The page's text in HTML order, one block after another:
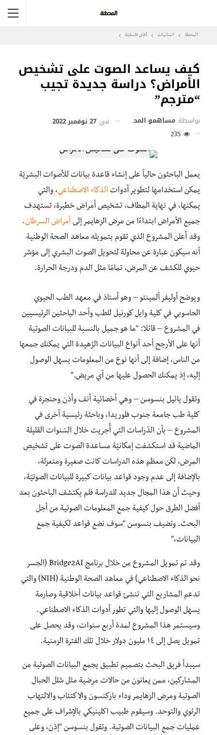
المحطة انسانيات آفاق فلسفيّة‎
كيف يساعد الصوت على تشخيص
الأمراض؟ دراسة جديدة تجيب
“مترجم”
بواسطة مساهمو المحطة في 27 نوفمبر 2022
يعمل الباحثون حالياً على إنشاء قاعدة بيانات للأصوات البشريّة
يمكن استخدامها لتطوير أدوات الذكاء الاصطناعي، والتي
يمكنها، في نهاية المطاف، تشخيص أمراض خطيرة، تستهدف
جميع الأمراض ابتداءًا من مرض الزهايمر إلى أمراض السرطان.
وقد أعلن المشروع الذي تقوم بتمويله معاهد الصحة الوطنية
أنه سيكون عبارة عن محاولة لتحويل الصوت البشري إلى مؤشر
حيوي للكشف عن المرض، تمامًا مثل الدم ودرجة الحرارة.
ويوضح أوليفر ألمينتو – وهو أستاذ في معهد الطب الحيوي
الحاسوبي في كلية وايل كورنيل للطب وأحد الباحثين الرئيسيين
في المشروع – قائلا: “ما هو جميل بالنسبة للبيانات الصوتية
أنها على الأرجح أحد أنواع البيانات الزّهيدة التي يمكنك جمعها
من الناس، إضافة إلى أنها نوع من المعلومات يسهل الوصول
إليه، إذ يمكنك الحصول عليها من أي مريض.”
وتقول يائيل بنسوسن – وهي أخصائية أنف وأذن وحنجرة في
كلية طب جامعة جنوب فلوريدا، وباحثة رئيسية أخرى في
المشروع – بأن الدّراسات التي أُجريت خلال السّنوات القليلة
الماضية قد استكشفت إمكانيّة مساعدة الصوت على تشخيص
المرض، لكن معظم هذه الدراسات كانت صغيرة ومنعزلة،
بالإضافة إلى عدم وجود قواعد بيانات كبيرة للبيانات الصوتيّة،
وحيث أن هذا المجال جديد للدراسة فلم يكتشف الباحثون بعد
أفضل الطرق حول كيفية جمع المعلومات الصوتية من أجل
البحث. وتضيف بنسوسن “سوف نضع قواعد لكيفية جمع
البيانات،”
وقد تم تمويل المشروع من خلال برنامج Bridge2AI (الجسر
نحو الذكاء الاصطناعي) في معاهد الصحة الوطنية (NIH) والتي
تدعم المشاريع التي تنشئ قواعد بيانات أخلاقية وصارمة
يسهل الوصول إليها والتي تطور أدوات الذكاء الاصطناعي.
وسيستمر هذا المشروع لمدة أربع سنوات، وقد يحصل على
تمويل يصل إلى ١٤ مليون دولار خلال تلك الفترة الزمنية.
سيبدأ فريق البحث بتصميم تطبيق يجمع البيانات الصوتية من
المشاركين، ممن يعانون من حالات مرضية مثل شلل الحبال
الصوتية ومرض الزهايمر وداء باركنسون والاكتئاب والالتهاب
الرئوي والتوحد. وسيقوم طبيب اكلينيكي بالإشراف على جميع
عمليات جمع البيانات الصوتية. وتقول بنسوسن “إذن، وعلى